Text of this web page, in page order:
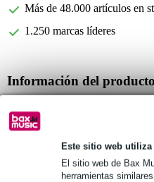
Este sitio web
El sitio web de Bax
herramientas
Más de 48.000 artículos en
1.250 marcas líderes
Información del
Marca: Mono
funda para guitarra acústica
Especificaciones completas